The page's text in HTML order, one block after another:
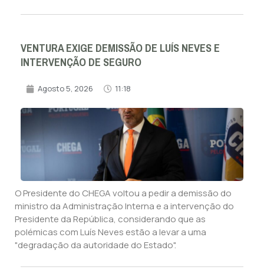
VENTURA EXIGE DEMISSÃO DE LUÍS NEVES E
INTERVENÇÃO DE SEGURO
Agosto 5, 2026 11:18
O Presidente do CHEGA voltou a pedir a demissão do
ministro da Administração Interna e a intervenção do
Presidente da República, considerando que as
polémicas com Luís Neves estão a levar a uma
"degradação da autoridade do Estado".